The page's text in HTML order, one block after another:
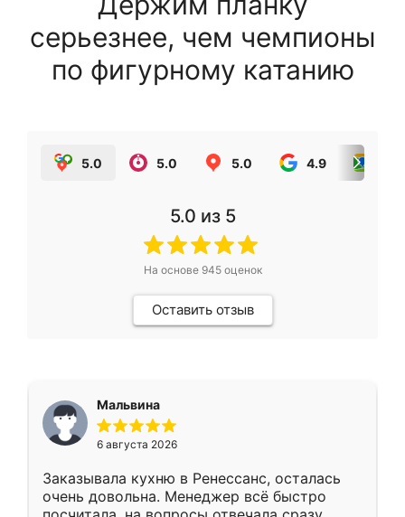
серьезнее, чем чемпионы
по фигурному катанию
5.0 5.0 5.0 4.9
5.0 из 5
На основе 945оценок
Оставить отзыв
Мальвина
6 августа 2026
Заказывала кухню в Ренессанс, осталась
очень довольна. Менеджер всё быстро